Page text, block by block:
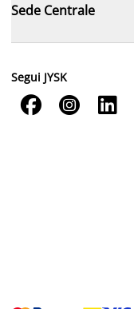
Sede Centrale
Segui JYSK
  